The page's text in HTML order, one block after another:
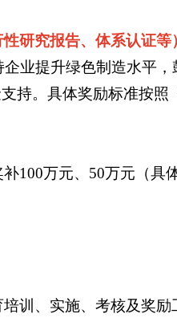
研究报告、体系认证等
业提升绿色制造水平，
持。具体奖励标准按照
100万元、50万元（具
训、实施、考核及奖励